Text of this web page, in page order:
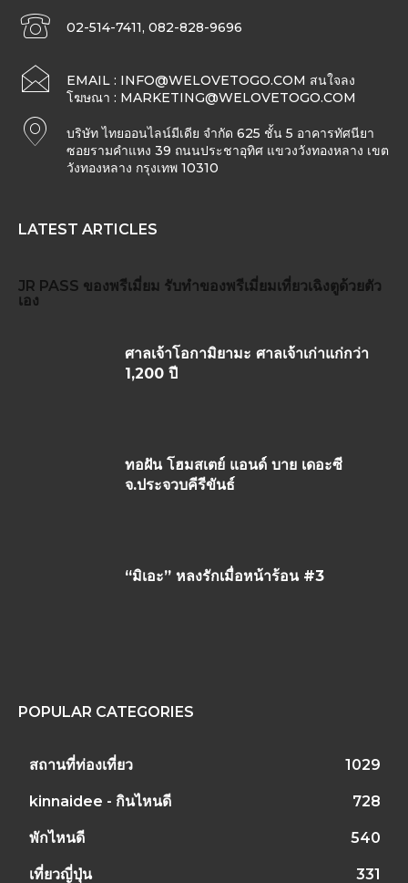
02-514-7411, 082-828-9696
EMAIL : INFO@WELOVETOGO.COM สนใจลง
โฆษณา : MARKETING@WELOVETOGO.COM
บริษัท ไทยออนไลน์มีเดีย จำกัด 625 ชั้น 5 อาคารทัศนียา
ซอยรามคำแหง 39 ถนนประชาอุทิศ แขวงวังทองหลาง เขต
วังทองหลาง กรุงเทพ 10310
LATEST ARTICLES
JR PASS ของพรีเมี่ยม รับทำของพรีเมี่ยมเที่ยวเฉิงตูด้วยตัว
เอง
ศาลเจ้าโอกามิยามะ ศาลเจ้าเก่าแก่กว่า
1,200 ปี
ทอฝัน โฮมสเตย์ แอนด์ บาย เดอะซี
จ.ประจวบคีรีขันธ์
“มิเอะ” หลงรักเมื่อหน้าร้อน #3
POPULAR CATEGORIES
สถานที่ท่องเที่ยว 1029
kinnaidee - กินไหนดี 728
พักไหนดี 540
เที่ยวญี่ปุ่น 331